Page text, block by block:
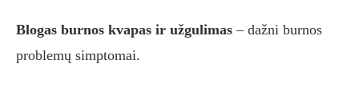
Blogas burnos kvapas ir užgulimas – dažni burnos
problemų simptomai.